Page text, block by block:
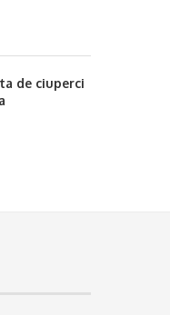
de ciuperci